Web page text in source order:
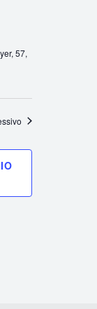
57,